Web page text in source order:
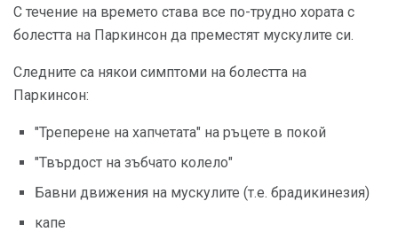
С течение на времето става все по-трудно хората с
болестта на Паркинсон да преместят мускулите си.
Следните са някои симптоми на болестта на
Паркинсон:
"Треперене на хапчетата" на ръцете в покой
"Твърдост на зъбчато колело"
Бавни движения на мускулите (т.е. брадикинезия)
капе